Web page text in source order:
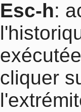
Esc-h:
cliquer